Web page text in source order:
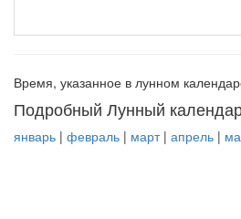
Время, указанное в лунном
Подробный Лунный
январь | февраль | март| апрель |